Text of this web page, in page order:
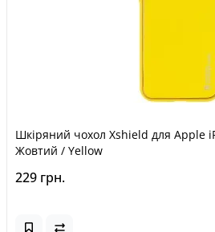
Шкіряний чохол Xshield для Apple
Жовтий / Yellow
229 грн.